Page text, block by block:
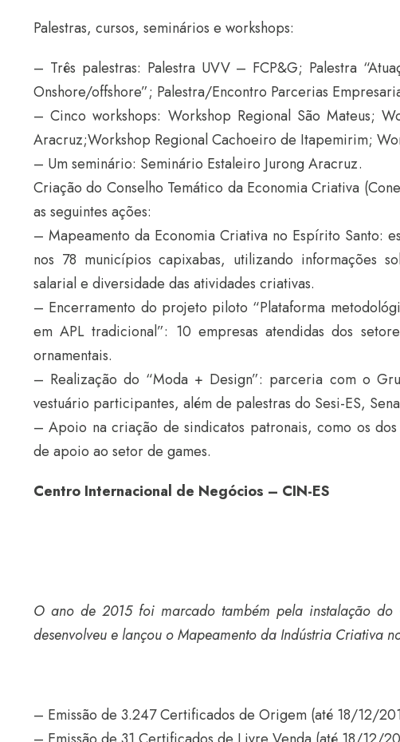
Palestras, cursos, seminários e workshops:
– Três palestras: Palestra UVV – FCP&G; Palestra
Onshore/offshore”; Palestra/Encontro Parcerias
– Cinco workshops: Workshop Regional São Mateus;
Aracruz;Workshop Regional Cachoeiro de Itapemirim;
– Um seminário: Seminário Estaleiro Jurong Aracruz.
Criação do Conselho Temático da Economia Criativa
as seguintes ações:
– Mapeamento da Economia Criativa no Espírito Santo:
nos 78 municípios capixabas, utilizando informações
salarial e diversidade das atividades criativas.
– Encerramento do projeto piloto “Plataforma
em APL tradicional”: 10 empresas atendidas dos
ornamentais.
– Realização do “Moda + Design”: parceria com o
vestuário participantes, além de palestras do Sesi-ES,
– Apoio na criação de sindicatos patronais, como os
de apoio ao setor de games.
Centro Internacional de Negócios – CIN-ES
O ano de 2015 foi marcado também pela instalação do
desenvolveu e lançou o Mapeamento da Indústria Criativa
– Emissão de 3.247 Certificados de Origem (até 18/12/